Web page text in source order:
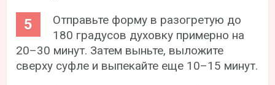
Отправьте форму в разогретую до
180 градусов духовку примерно на
20–30 минут. Затем выньте, выложите
сверху суфле и выпекайте еще 10–15 минут.